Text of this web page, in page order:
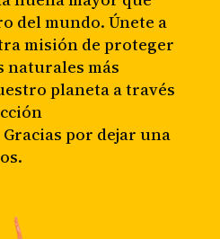
del mundo. Únete a
misión de proteger
naturales más
planeta a través
por dejar una